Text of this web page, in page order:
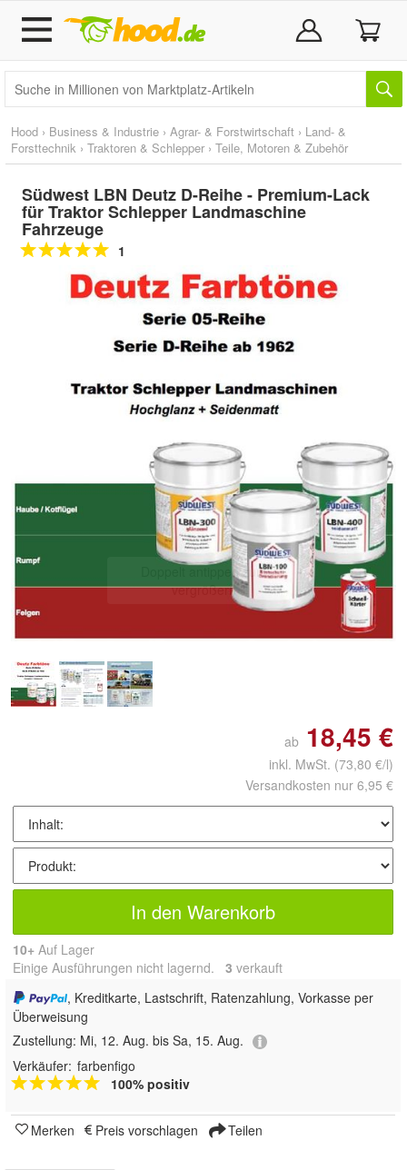
Hood › Business & Industrie › Agrar- & Forstwirtschaft › Land- &
Forsttechnik › Traktoren & Schlepper › Teile, Motoren & Zubehör
Südwest LBN Deutz D-Reihe - Premium-Lack
für Traktor Schlepper Landmaschine
Fahrzeuge
1
Doppelt antippen zum
vergrößern
ab 18,45 €
inkl. MwSt. (73,80 €/l)
Versandkosten nur 6,95 €
In den Warenkorb
10+ Auf Lager
Einige Ausführungen nicht lagernd. 3 verkauft
, Kreditkarte, Lastschrift, Ratenzahlung, Vorkasse per
Überweisung
Zustellung: Mi, 12. Aug. bis Sa, 15. Aug.
Verkäufer: farbenfigo
100% positiv
Merken Preis vorschlagen Teilen